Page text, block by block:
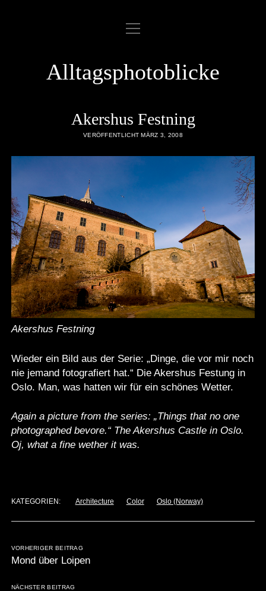
ABOUT
DATENSCHUTZERKLÄRUNG
IMPRESSUM
LINKLIST
twitterrss
Menü
öffnen
Alltagsphotoblicke
Akershus Festning
VERÖFFENTLICHT MÄRZ 3, 2008
Akershus Festning
Wieder ein Bild aus der Serie: „Dinge, die vor mir noch
nie jemand fotografiert hat.“ Die Akershus Festung in
Oslo. Man, was hatten wir für ein schönes Wetter.
Again a picture from the series: „Things that no one
photographed bevore.“ The Akershus Castle in Oslo.
Oj, what a fine wether it was.
KATEGORIEN: Architecture Color Oslo (Norway)
VORHERIGER BEITRAG
Mond über Loipen
NÄCHSTER BEITRAG